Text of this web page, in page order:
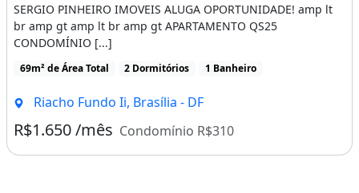
SERGIO PINHEIRO IMOVEIS ALUGA OPORTUNIDADE! amp lt
br amp gt amp lt br amp gt APARTAMENTO QS25
CONDOMÍNIO [...]
69m² de Área Total 2 Dormitórios 1 Banheiro
Riacho Fundo Ii, Brasília - DF
R$1.650 /mês Condomínio R$310